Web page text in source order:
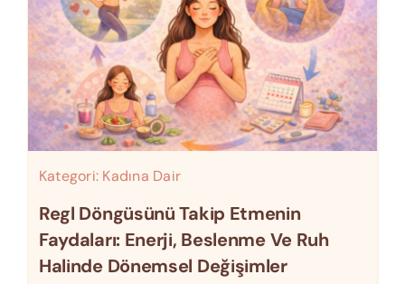
Kategori: Kadına Dair
Regl Döngüsünü Takip Etmenin
Faydaları: Enerji, Beslenme Ve Ruh
Halinde Dönemsel Değişimler